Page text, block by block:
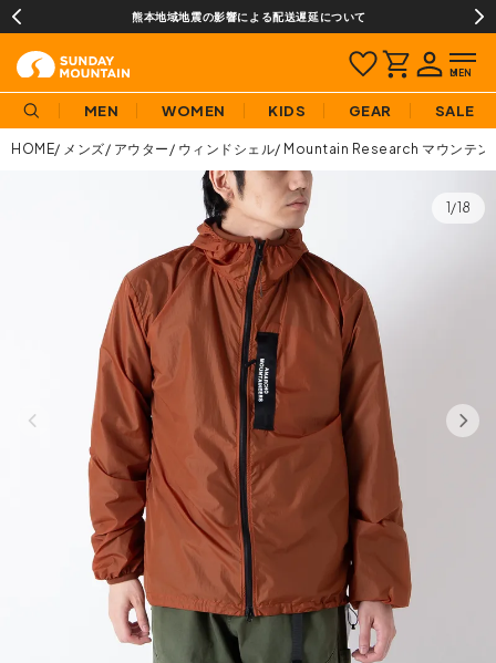
熊本地域地震の影響による配送遅延について
MEN WOMEN KIDS GEAR SALE
HOME メンズ アウター ウィンドシェル Mountain Research マウンテン
1/18